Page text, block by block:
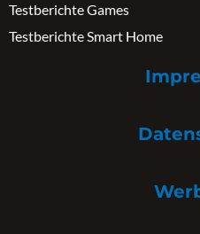
Testberichte Games
Testberichte Smart Home